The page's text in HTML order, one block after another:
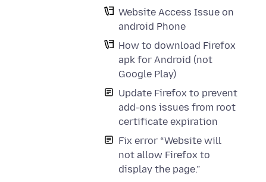
Website Access Issue on
android Phone
How to download Firefox
apk for Android (not
Google Play)
Update Firefox to prevent
add-ons issues from root
certificate expiration
Fix error “Website will
not allow Firefox to
display the page.”